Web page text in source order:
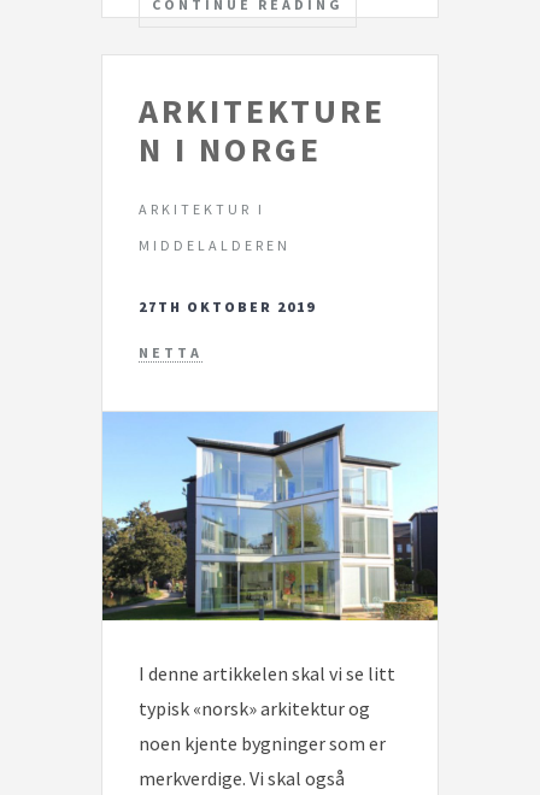
CONTINUE READING
ARKITEKTURE
N I NORGE
ARKITEKTUR I
MIDDELALDEREN
27TH OKTOBER 2019
NETTA
I denne artikkelen skal vi se litt
typisk «norsk» arkitektur og
noen kjente bygninger som er
merkverdige. Vi skal også